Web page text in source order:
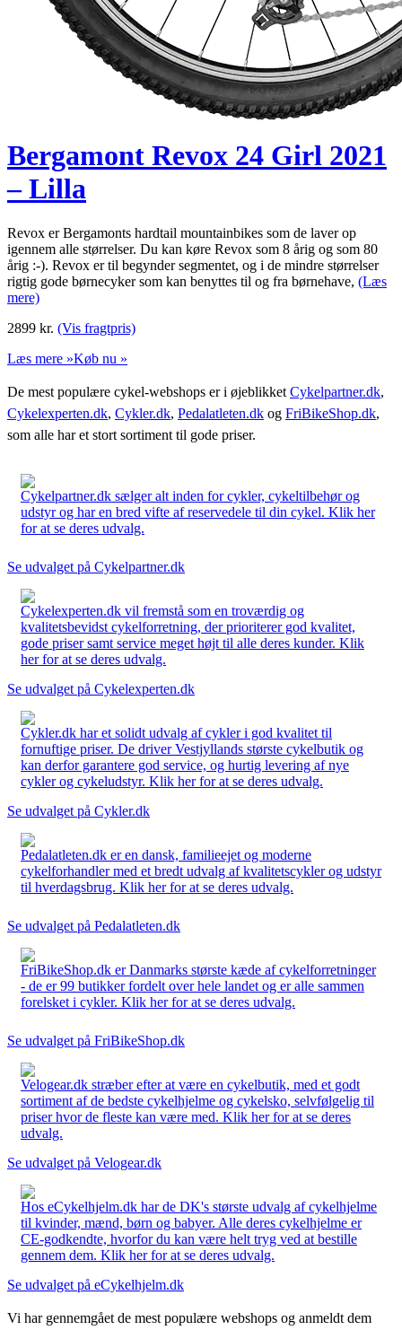
Bergamont Revox 24 Girl 2021
– Lilla
Revox er Bergamonts hardtail mountainbikes som de laver op
igennem alle størrelser. Du kan køre Revox som 8 årig og som 80
årig :-). Revox er til begynder segmentet, og i de mindre størrelser
rigtig gode børnecyker som kan benyttes til og fra børnehave, (Læs
mere)
2899 kr. (Vis fragtpris)
Læs mere »Køb nu »
De mest populære cykel-webshops er i øjeblikket Cykelpartner.dk,
Cykelexperten.dk, Cykler.dk, Pedalatleten.dk og FriBikeShop.dk,
som alle har et stort sortiment til gode priser.
Cykelpartner.dk sælger alt inden for cykler, cykeltilbehør og
udstyr og har en bred vifte af reservedele til din cykel. Klik her
for at se deres udvalg.
Se udvalget på Cykelpartner.dk
Cykelexperten.dk vil fremstå som en troværdig og
kvalitetsbevidst cykelforretning, der prioriterer god kvalitet,
gode priser samt service meget højt til alle deres kunder. Klik
her for at se deres udvalg.
Se udvalget på Cykelexperten.dk
Cykler.dk har et solidt udvalg af cykler i god kvalitet til
fornuftige priser. De driver Vestjyllands største cykelbutik og
kan derfor garantere god service, og hurtig levering af nye
cykler og cykeludstyr. Klik her for at se deres udvalg.
Se udvalget på Cykler.dk
Pedalatleten.dk er en dansk, familieejet og moderne
cykelforhandler med et bredt udvalg af kvalitetscykler og udstyr
til hverdagsbrug. Klik her for at se deres udvalg.
Se udvalget på Pedalatleten.dk
FriBikeShop.dk er Danmarks største kæde af cykelforretninger
- de er 99 butikker fordelt over hele landet og er alle sammen
forelsket i cykler. Klik her for at se deres udvalg.
Se udvalget på FriBikeShop.dk
Velogear.dk stræber efter at være en cykelbutik, med et godt
sortiment af de bedste cykelhjelme og cykelsko, selvfølgelig til
priser hvor de fleste kan være med. Klik her for at se deres
udvalg.
Se udvalget på Velogear.dk
Hos eCykelhjelm.dk har de DK's største udvalg af cykelhjelme
til kvinder, mænd, børn og babyer. Alle deres cykelhjelme er
CE-godkendte, hvorfor du kan være helt tryg ved at bestille
gennem dem. Klik her for at se deres udvalg.
Se udvalget på eCykelhjelm.dk
Vi har gennemgået de mest populære webshops og anmeldt dem